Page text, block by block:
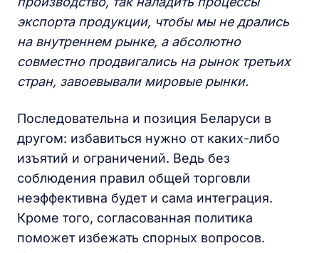
экспорта продукции, чтобы мы не дрались
на внутреннем рынке, а абсолютно
совместно продвигались на рынок третьих
стран, завоевывали мировые рынки.
Последовательна и позиция Беларуси в
другом: избавиться нужно от каких-либо
изъятий и ограничений. Ведь без
соблюдения правил общей торговли
неэффективна будет и сама интеграция.
Кроме того, согласованная политика
поможет избежать спорных вопросов.